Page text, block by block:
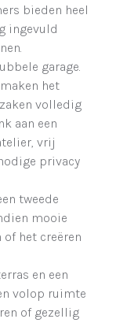
bieden heel
ingevuld
garage.
het
volledig
aan een
vrij
privacy
tweede
mooie
het creëren
en een
volop ruimte
of gezellig